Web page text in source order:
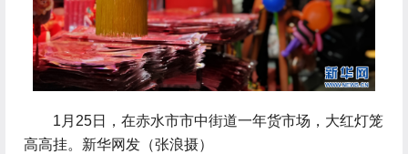
1月25日，在赤水市市中街道一年货市场，大红灯笼
高高挂。新华网发（张浪摄）